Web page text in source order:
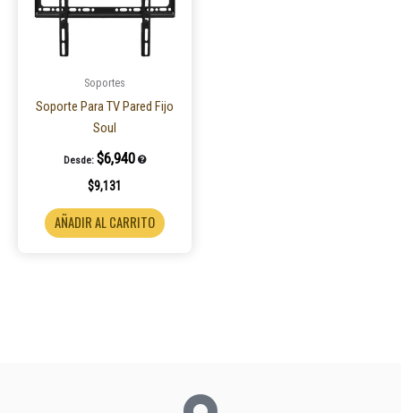
Soportes
Soporte Para TV Pared Fijo
Soul
Desde: $6,940
$9,131
AÑADIR AL CARRITO